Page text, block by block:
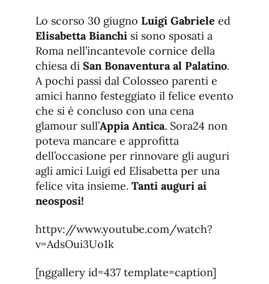
fuente
de
fuente.
Lo scorso 30 giugno Luigi Gabriele ed
Elisabetta Bianchi si sono sposati a
Roma nell’incantevole cornice della
chiesa di San Bonaventura al Palatino.
A pochi passi dal Colosseo parenti e
amici hanno festeggiato il felice evento
che si è concluso con una cena
glamour sull’Appia Antica. Sora24 non
poteva mancare e approfitta
dell’occasione per rinnovare gli auguri
agli amici Luigi ed Elisabetta per una
felice vita insieme. Tanti auguri ai
neosposi!
httpv://www.youtube.com/watch?
v=AdsOui3Uo1k
[nggallery id=437 template=caption]